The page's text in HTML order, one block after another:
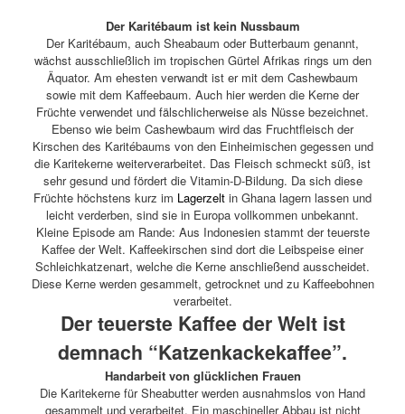
Der Karitébaum ist kein Nussbaum
Der Karitébaum, auch Sheabaum oder Butterbaum genannt,
wächst ausschließlich im tropischen Gürtel Afrikas rings um den
Äquator. Am ehesten verwandt ist er mit dem Cashewbaum
sowie mit dem Kaffeebaum. Auch hier werden die Kerne der
Früchte verwendet und fälschlicherweise als Nüsse bezeichnet.
Ebenso wie beim Cashewbaum wird das Fruchtfleisch der
Kirschen des Karitébaums von den Einheimischen gegessen und
die Karitekerne weiterverarbeitet. Das Fleisch schmeckt süß, ist
sehr gesund und fördert die Vitamin-D-Bildung. Da sich diese
Früchte höchstens kurz im Lagerzelt in Ghana lagern lassen und
leicht verderben, sind sie in Europa vollkommen unbekannt.
Kleine Episode am Rande: Aus Indonesien stammt der teuerste
Kaffee der Welt. Kaffeekirschen sind dort die Leibspeise einer
Schleichkatzenart, welche die Kerne anschließend ausscheidet.
Diese Kerne werden gesammelt, getrocknet und zu Kaffeebohnen
verarbeitet.
Der teuerste Kaffee der Welt ist
demnach “Katzenkackekaffee”.
Handarbeit von glücklichen Frauen
Die Karitekerne für Sheabutter werden ausnahmslos von Hand
gesammelt und verarbeitet. Ein maschineller Abbau ist nicht